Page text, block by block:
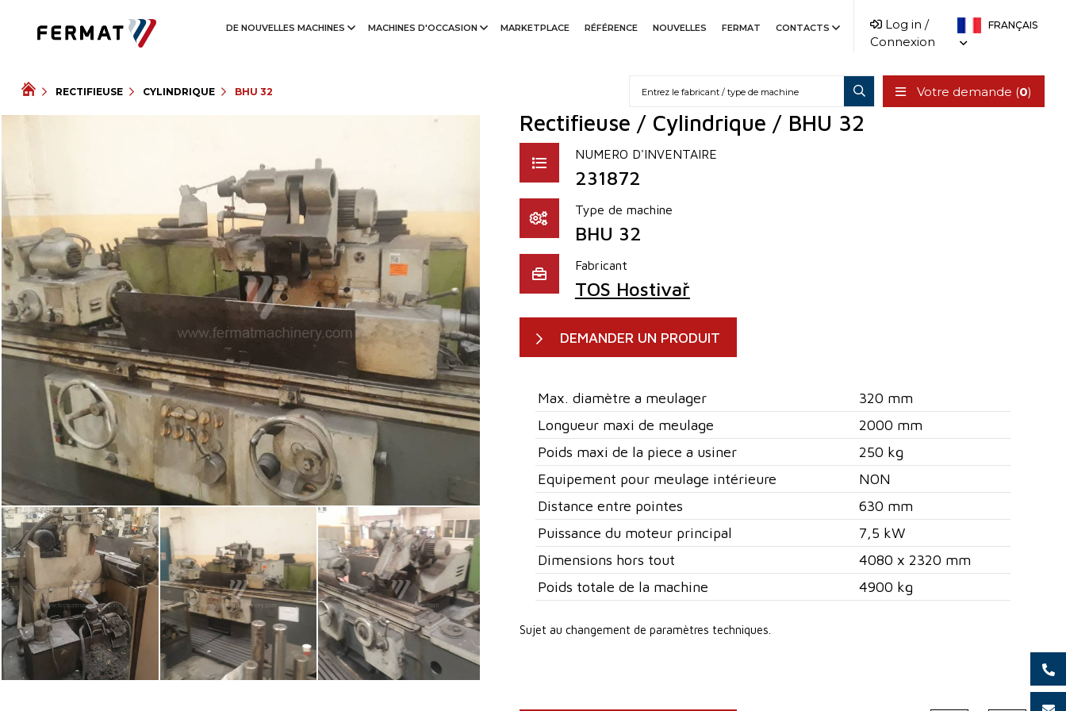
DE NOUVELLES MACHINES MACHINES D'OCCASION MARKETPLACE RÉFÉRENCE NOUVELLES FERMAT CONTACTS
Log in /
Connexion
FRANÇAIS
RECTIFIEUSE CYLINDRIQUE BHU 32 Votre demande (0)
Rectifieuse / Cylindrique / BHU 32
NUMERO D'INVENTAIRE
231872
Type de machine
BHU 32
Fabricant
TOS Hostivař
DEMANDER UN PRODUIT
Max. diamètre a meulager
320 mm
Longueur maxi de meulage
2000 mm
Poids maxi de la piece a usiner
250 kg
Equipement pour meulage intérieure
NON
Distance entre pointes
630 mm
Puissance du moteur principal
7,5 kW
Dimensions hors tout
4080 x 2320 mm
Poids totale de la machine
4900 kg
Sujet au changement de paramètres techniques.